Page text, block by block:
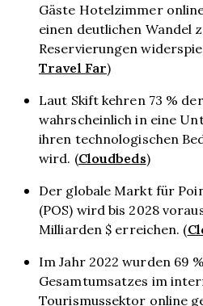
Gäste Hotelzimmer
einen deutlichen Wandel
Reservierungen
Travel Far)
Laut Skift kehren 73 %
wahrscheinlich in eine
ihren technologischen
wird. (Cloudbeds)
Der globale Markt für
(POS) wird bis 2028
Milliarden $ erreichen. (
Im Jahr 2022 wurden 69
Gesamtumsatzes im
Tourismussektor online